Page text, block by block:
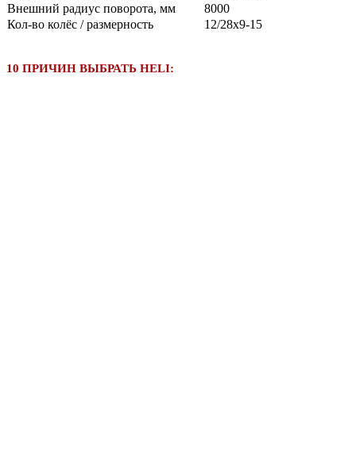
Внешний радиус поворота, мм
8000
Кол-во колёс / размерность
12/28х9-15
10 ПРИЧИН ВЫБРАТЬ HELI: